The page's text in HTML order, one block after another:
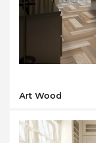
Art Wood